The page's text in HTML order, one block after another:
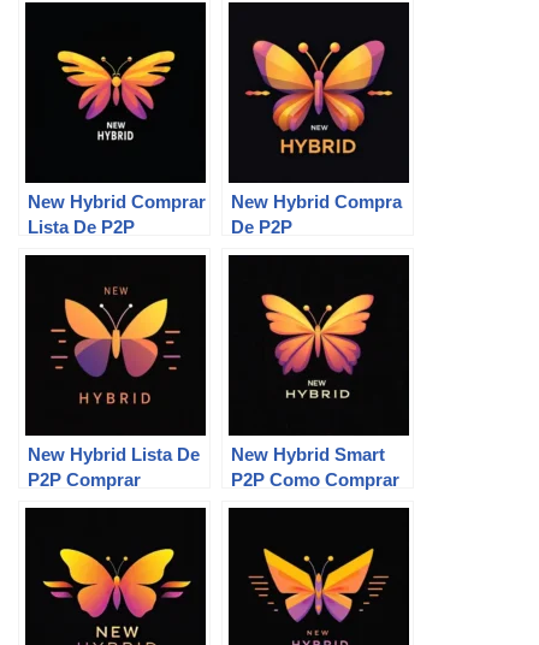
New Hybrid Comprar
Lista De P2P
New Hybrid Compra
De P2P
New Hybrid Lista De
P2P Comprar
New Hybrid Smart
P2P Como Comprar